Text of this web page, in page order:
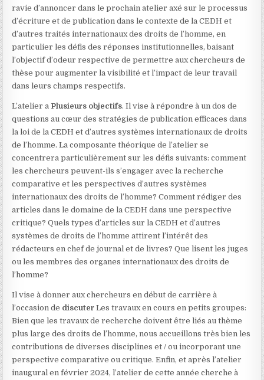
ravie d’annoncer dans le prochain atelier axé sur le processus
d’écriture et de publication dans le contexte de la CEDH et
d’autres traités internationaux des droits de l’homme, en
particulier les défis des réponses institutionnelles, baisant
l’objectif d’odeur respective de permettre aux chercheurs de
thèse pour augmenter la visibilité et l’impact de leur travail
dans leurs champs respectifs.
L’atelier a Plusieurs objectifs. Il vise à répondre à un dos de
questions au cœur des stratégies de publication efficaces dans
la loi de la CEDH et d’autres systèmes internationaux de droits
de l’homme. La composante théorique de l’atelier se
concentrera particulièrement sur les défis suivants: comment
les chercheurs peuvent-ils s’engager avec la recherche
comparative et les perspectives d’autres systèmes
internationaux des droits de l’homme? Comment rédiger des
articles dans le domaine de la CEDH dans une perspective
critique? Quels types d’articles sur la CEDH et d’autres
systèmes de droits de l’homme attirent l’intérêt des
rédacteurs en chef de journal et de livres? Que lisent les juges
ou les membres des organes internationaux des droits de
l’homme?
Il vise à donner aux chercheurs en début de carrière à
l’occasion de discuter Les travaux en cours en petits groupes:
Bien que les travaux de recherche doivent être liés au thème
plus large des droits de l’homme, nous accueillons très bien les
contributions de diverses disciplines et / ou incorporant une
perspective comparative ou critique. Enfin, et après l’atelier
inaugural en février 2024, l’atelier de cette année cherche à